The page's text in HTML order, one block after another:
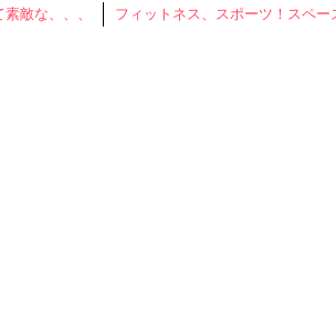
素敵な、、、 フィットネス、スポーツ！スペー